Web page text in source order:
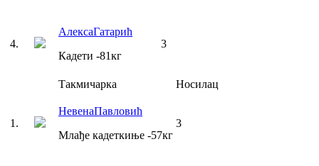
4.
АлексаГатарић
Кадети -81кг
3
Такмичарка Носилац
1 .
НевенаПавловић
Млађе кадеткиње -57кг
3